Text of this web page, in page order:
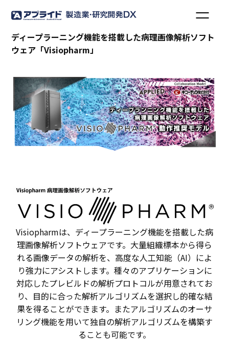
ディープラーニング機能を搭載した病理画像解析ソフト
ウェア「Visiopharm」
Visiopharmは、ディープラーニング機能を搭載した病
理画像解析ソフトウェアです。大量組織標本から得ら
れる画像データの解析を、高度な人工知能（AI）によ
り強力にアシストします。種々のアプリケーションに
対応したプレビルドの解析プロトコルが用意されてお
り、目的に合った解析アルゴリズムを選択し的確な結
果を得ることができます。またアルゴリズムのオーサ
リング機能を用いて独自の解析アルゴリズムを構築す
ることも可能です。